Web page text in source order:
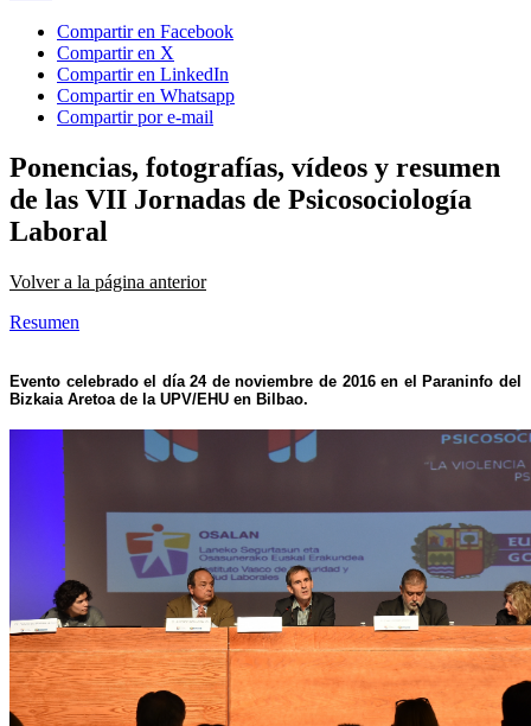
Compartir en Facebook
Compartir en X
Compartir en LinkedIn
Compartir en Whatsapp
Compartir por e-mail
Ponencias, fotografías, vídeos y resumen
de las VII Jornadas de Psicosociología
Laboral
Volver a la página anterior
Resumen
Evento celebrado el día 24 de noviembre de 2016 en el Paraninfo del
Bizkaia Aretoa de la UPV/EHU en Bilbao.